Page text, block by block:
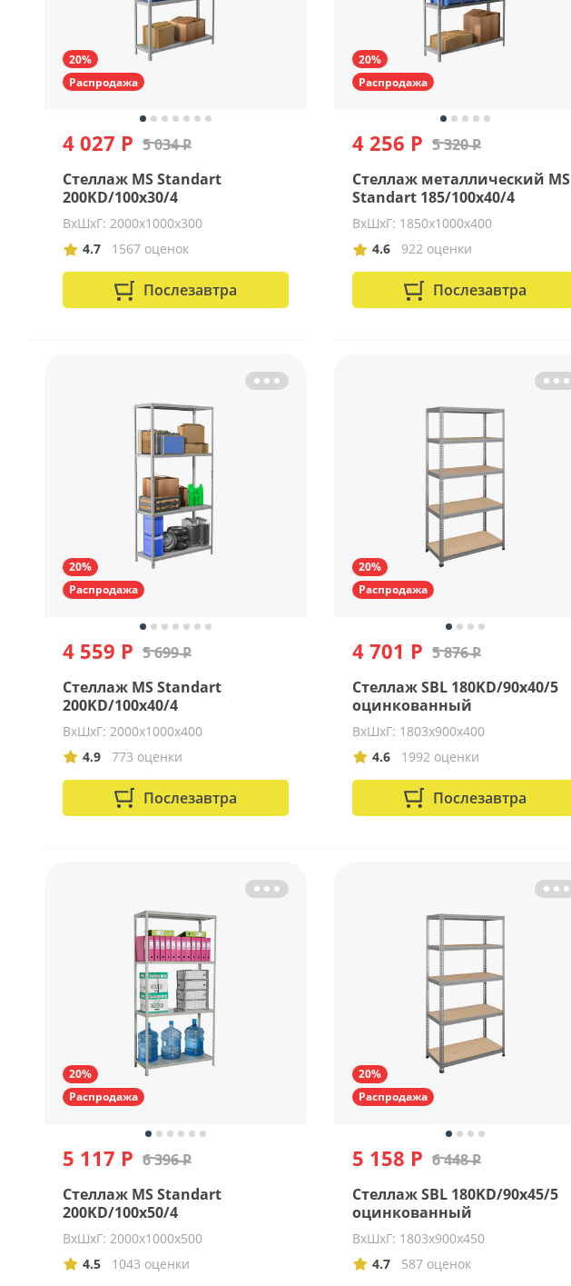
20%
Распродажа
4 027 Р 5 034 Р
Стеллаж MS Standart
200KD/100x30/4
ВхШхГ: 2000х1000х300
4.7
1567 оценок
Послезавтра
20%
Распродажа
4 256 Р 5 320 Р
Стеллаж металлический MS
Standart 185/100x40/4
ВхШхГ: 1850х1000х400
4.6
922 оценки
Послезавтра
20%
Распродажа
4 559 Р 5 699 Р
Стеллаж MS Standart
200KD/100x40/4
ВхШхГ: 2000х1000х400
4.9
773 оценки
Послезавтра
20%
Распродажа
4 701 Р 5 876 Р
Стеллаж SBL 180KD/90x40/5
оцинкованный
ВхШхГ: 1803х900х400
4.6
1992 оценки
Послезавтра
20%
Распродажа
5 117 Р 6 396 Р
Стеллаж MS Standart
200KD/100x50/4
ВхШхГ: 2000х1000х500
4.5
1043 оценки
20%
Распродажа
5 158 Р 6 448 Р
Стеллаж SBL 180KD/90x45/5
оцинкованный
ВхШхГ: 1803х900х450
4.7
587 оценок